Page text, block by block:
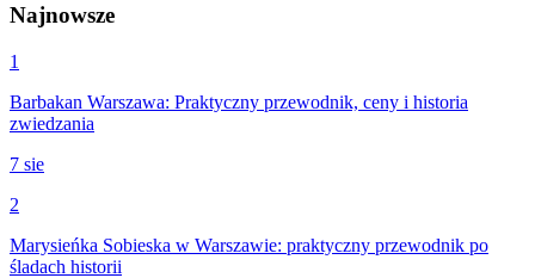
Najnowsze
1
Barbakan Warszawa: Praktyczny przewodnik, ceny i historia
zwiedzania
7 sie
2
Marysieńka Sobieska w Warszawie: praktyczny przewodnik po
śladach historii